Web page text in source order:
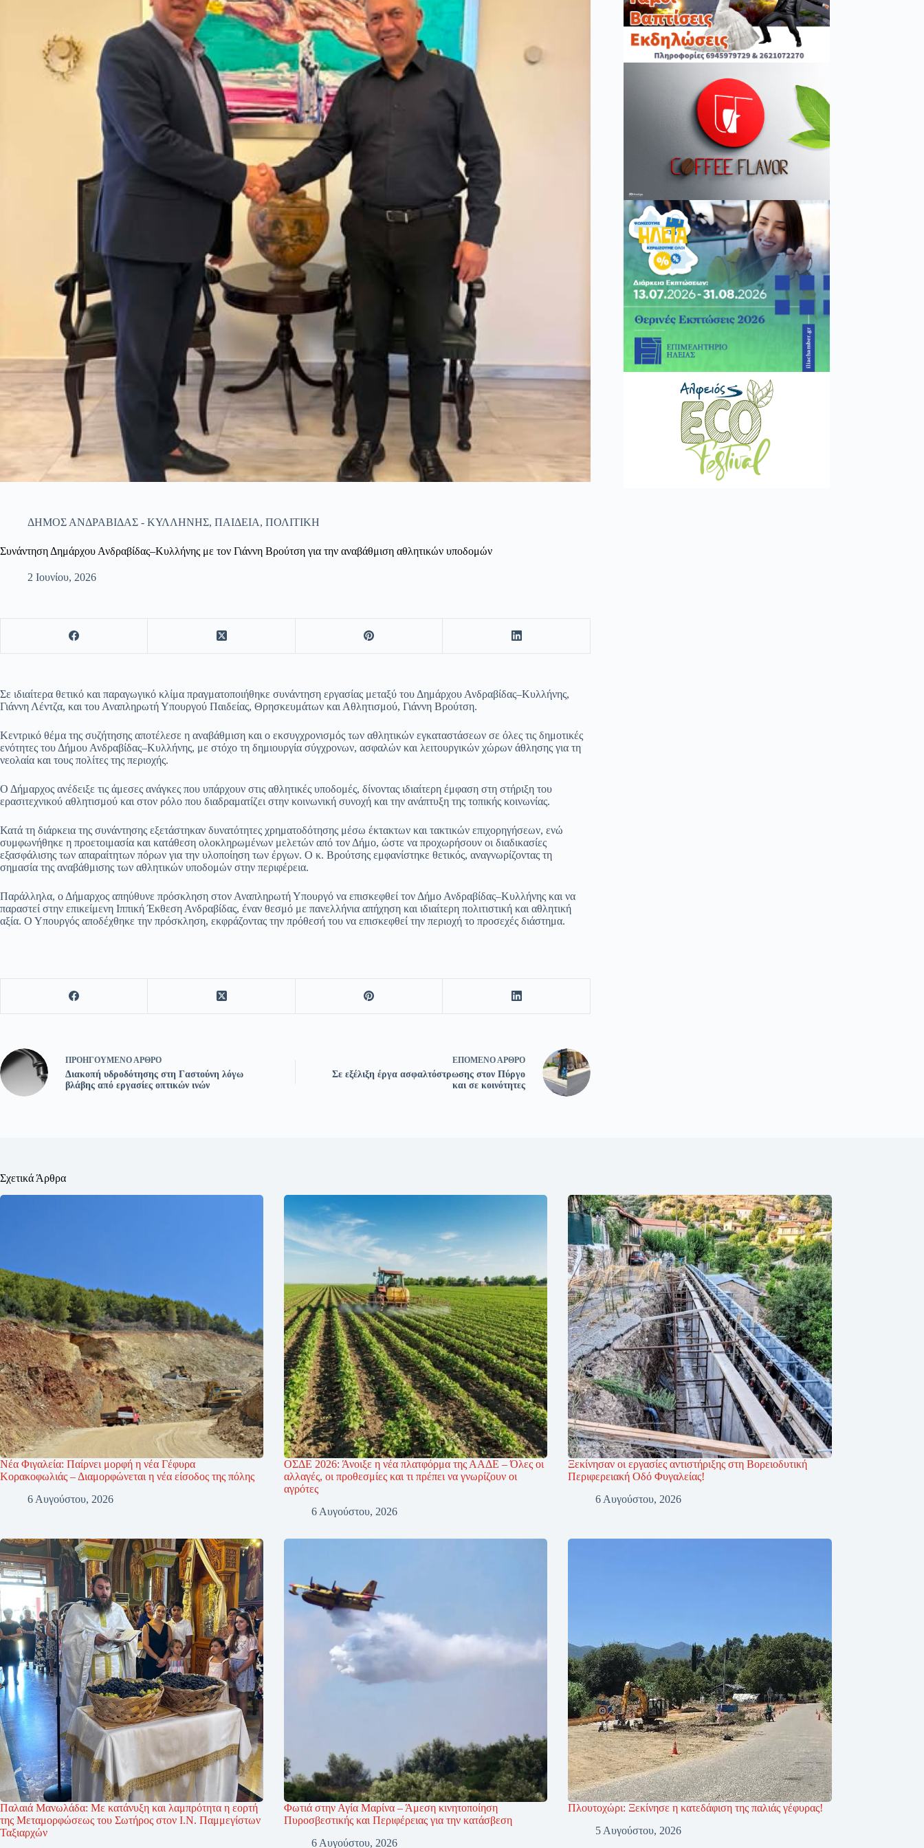
ΔΗΜΟΣ ΑΝΔΡΑΒΙΔΑΣ - ΚΥΛΛΗΝΗΣ, ΠΑΙΔΕΙΑ, ΠΟΛΙΤΙΚΗ
Συνάντηση Δημάρχου Ανδραβίδας–Κυλλήνης με τον Γιάννη Βρούτση για την αναβάθμιση αθλητικών υποδομών
2 Ιουνίου, 2026
Σε ιδιαίτερα θετικό και παραγωγικό κλίμα πραγματοποιήθηκε συνάντηση εργασίας μεταξύ του Δημάρχου Ανδραβίδας–Κυλλήνης,
Γιάννη Λέντζα, και του Αναπληρωτή Υπουργού Παιδείας, Θρησκευμάτων και Αθλητισμού, Γιάννη Βρούτση.
Κεντρικό θέμα της συζήτησης αποτέλεσε η αναβάθμιση και ο εκσυγχρονισμός των αθλητικών εγκαταστάσεων σε όλες τις δημοτικές
ενότητες του Δήμου Ανδραβίδας–Κυλλήνης, με στόχο τη δημιουργία σύγχρονων, ασφαλών και λειτουργικών χώρων άθλησης για τη
νεολαία και τους πολίτες της περιοχής.
Ο Δήμαρχος ανέδειξε τις άμεσες ανάγκες που υπάρχουν στις αθλητικές υποδομές, δίνοντας ιδιαίτερη έμφαση στη στήριξη του
ερασιτεχνικού αθλητισμού και στον ρόλο που διαδραματίζει στην κοινωνική συνοχή και την ανάπτυξη της τοπικής κοινωνίας.
Κατά τη διάρκεια της συνάντησης εξετάστηκαν δυνατότητες χρηματοδότησης μέσω έκτακτων και τακτικών επιχορηγήσεων, ενώ
συμφωνήθηκε η προετοιμασία και κατάθεση ολοκληρωμένων μελετών από τον Δήμο, ώστε να προχωρήσουν οι διαδικασίες
εξασφάλισης των απαραίτητων πόρων για την υλοποίηση των έργων. Ο κ. Βρούτσης εμφανίστηκε θετικός, αναγνωρίζοντας τη
σημασία της αναβάθμισης των αθλητικών υποδομών στην περιφέρεια.
Παράλληλα, ο Δήμαρχος απηύθυνε πρόσκληση στον Αναπληρωτή Υπουργό να επισκεφθεί τον Δήμο Ανδραβίδας–Κυλλήνης και να
παραστεί στην επικείμενη Ιππική Έκθεση Ανδραβίδας, έναν θεσμό με πανελλήνια απήχηση και ιδιαίτερη πολιτιστική και αθλητική
αξία. Ο Υπουργός αποδέχθηκε την πρόσκληση, εκφράζοντας την πρόθεσή του να επισκεφθεί την περιοχή το προσεχές διάστημα.
ΠΡΟΗΓΟΎΜΕΝΟΆΡΘΡΟ
Διακοπή υδροδότησης στη Γαστούνη λόγω
βλάβης από εργασίες οπτικών ινών
ΕΠΌΜΕΝΟΆΡΘΡΟ
Σε εξέλιξη έργα ασφαλτόστρωσης στον Πύργο
και σε κοινότητες
Σχετικά Άρθρα
Νέα Φιγαλεία: Παίρνει μορφή η νέα Γέφυρα
Κορακοφωλιάς – Διαμορφώνεται η νέα είσοδος της πόλης
6 Αυγούστου, 2026
ΟΣΔΕ 2026: Άνοιξε η νέα πλατφόρμα της ΑΑΔΕ – Όλες οι
αλλαγές, οι προθεσμίες και τι πρέπει να γνωρίζουν οι
αγρότες
6 Αυγούστου, 2026
Ξεκίνησαν οι εργασίες αντιστήριξης στη Βορειοδυτική
Περιφερειακή Οδό Φυγαλείας!
6 Αυγούστου, 2026
Παλαιά Μανωλάδα: Με κατάνυξη και λαμπρότητα η εορτή
της Μεταμορφώσεως του Σωτήρος στον Ι.Ν. Παμμεγίστων
Ταξιαρχών
Φωτιά στην Αγία Μαρίνα – Άμεση κινητοποίηση
Πυροσβεστικής και Περιφέρειας για την κατάσβεση
6 Αυγούστου, 2026
Πλουτοχώρι: Ξεκίνησε η κατεδάφιση της παλιάς γέφυρας!
5 Αυγούστου, 2026